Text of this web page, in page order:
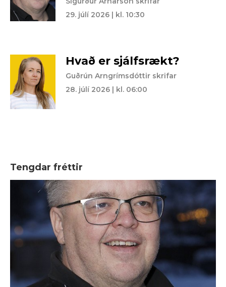
29. júlí 2026 | kl. 10:30
Hvað er sjálfsrækt?
Guðrún Arngrímsdóttir skrifar
28. júlí 2026 | kl. 06:00
Tengdar fréttir